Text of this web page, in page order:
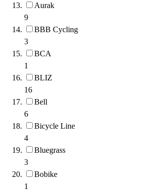
Aurak
9
BBB Cycling
3
BCA
1
BLIZ
16
Bell
6
Bicycle Line
4
Bluegrass
3
Bobike
1